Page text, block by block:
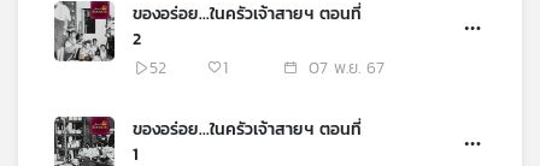
ของอร่อย...ในครัวเจ้าสายฯ ตอนที่
2
52
1 07 พ.ย. 67
ของอร่อย...ในครัวเจ้าสายฯ ตอนที่
1